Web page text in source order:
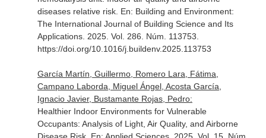
diseases relative risk. En: Building and Environment:
The International Journal of Building Science and Its
Applications. 2025. Vol. 286. Núm. 113753.
https://doi.org/10.1016/j.buildenv.2025.113753
García Martín, Guillermo, Romero Lara, Fátima,
Campano Laborda, Miguel Ángel, Acosta García,
Ignacio Javier, Bustamante Rojas, Pedro:
Healthier Indoor Environments for Vulnerable
Occupants: Analysis of Light, Air Quality, and Airborne